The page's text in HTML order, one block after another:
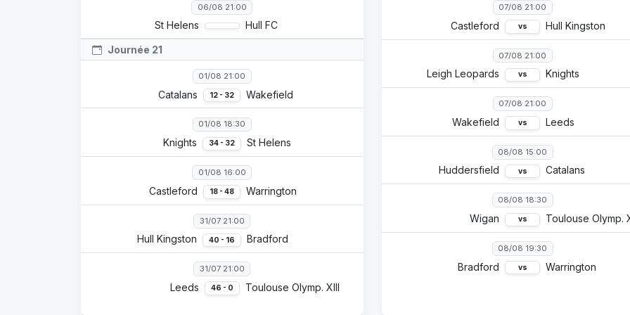
06/08 21:00
St Helens Hull FC
Journée 21
01/08 21:00
Catalans 12 - 32 Wakefield
01/08 18:30
Knights 34 - 32 St Helens
01/08 16:00
Castleford 18 - 48 Warrington
31/07 21:00
Hull Kingston 40 - 16 Bradford
31/07 21:00
Leeds 46 - 0 Toulouse Olymp. XIII
07/08 21:00
Castleford vs Hull Kingston
07/08 21:00
Leigh Leopards vs Knights
07/08 21:00
Wakefield vs Leeds
08/08 15:00
Huddersfield vs Catalans
08/08 18:30
Wigan vs Toulouse Olymp.
08/08 19:30
Bradford vs Warrington